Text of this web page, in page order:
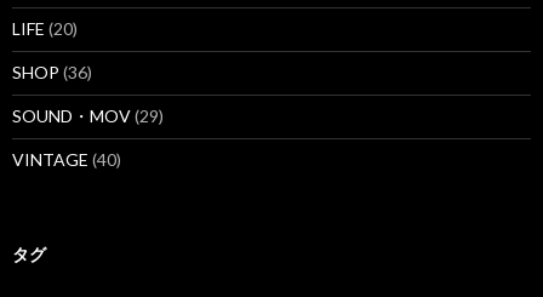
LIFE (20)
SHOP (36)
SOUND・MOV(29)
VINTAGE (40)
タグ